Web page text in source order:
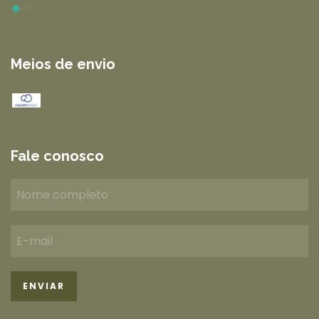
Meios de envio
Fale conosco